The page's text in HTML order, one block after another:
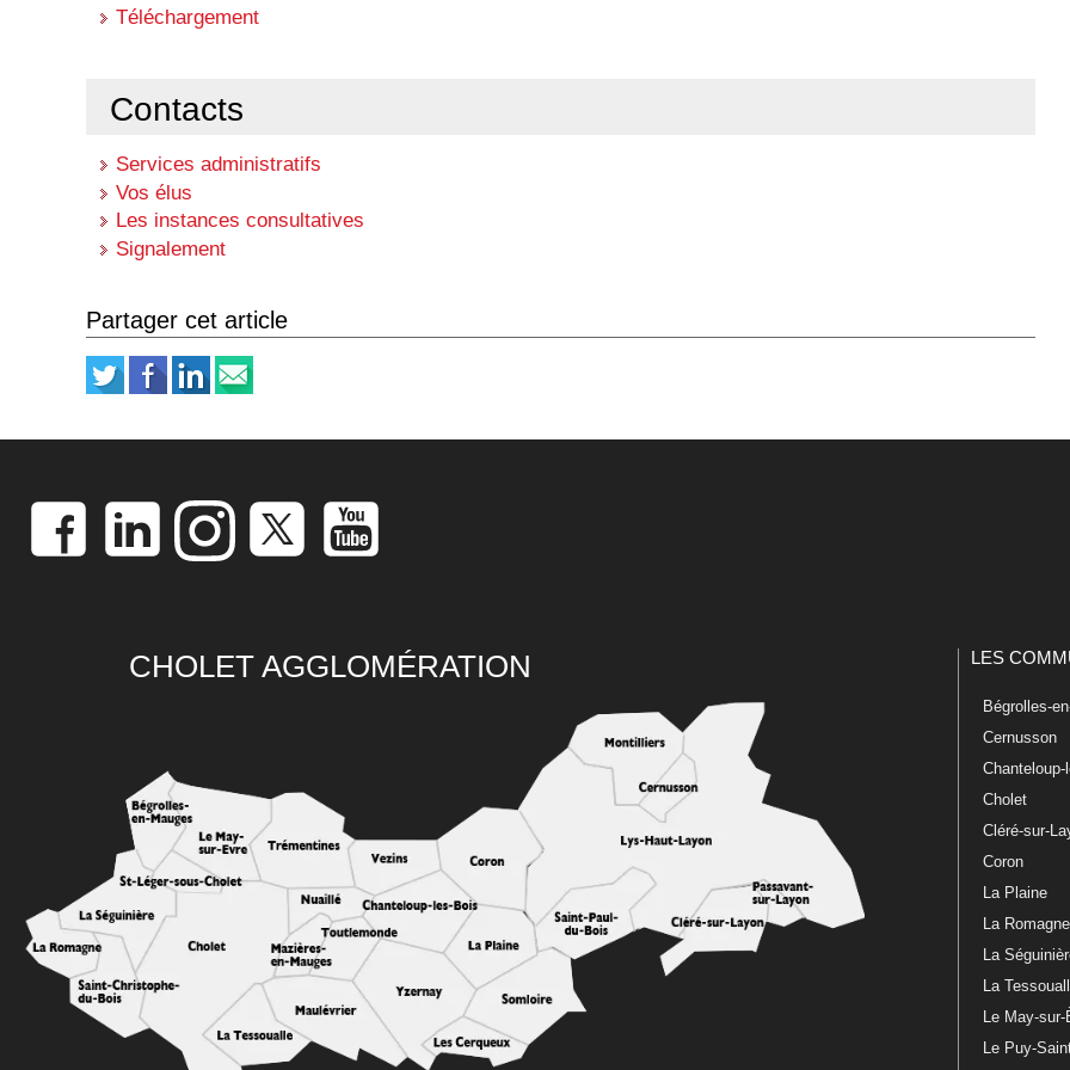
Téléchargement
Contacts
Services administratifs
Vos élus
Les instances consultatives
Signalement
Partager cet article
CHOLET AGGLOMÉRATION LES
Bégrolles-
Cernusson
Chanteloup-
Cholet
Cléré-sur-
Coron
La Plaine
La Romagne
La
La
Le May-
Le Puy-